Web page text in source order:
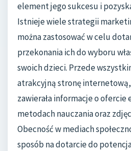
element jego sukcesu i
Istnieje wiele strategii
można zastosować w celu
przekonania ich do wyboru
swoich dzieci. Przede
atrakcyjną stronę
zawierała informacje o ofercie
metodach nauczania oraz
Obecność w mediach
sposób na dotarcie do